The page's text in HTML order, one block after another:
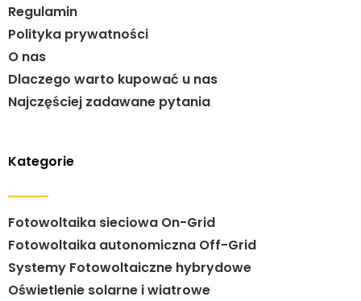
Regulamin
Polityka prywatności
O nas
Dlaczego warto kupować u nas
Najczęściej zadawane pytania
Kategorie
Fotowoltaika sieciowa On-Grid
Fotowoltaika autonomiczna Off-Grid
Systemy Fotowoltaiczne hybrydowe
Oświetlenie solarne i wiatrowe